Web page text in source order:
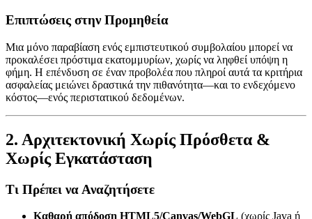
Επιπτώσεις στην Προμηθεία
Μια μόνο παραβίαση ενός εμπιστευτικού συμβολαίου μπορεί να
προκαλέσει πρόστιμα εκατομμυρίων, χωρίς να ληφθεί υπόψη η
φήμη. Η επένδυση σε έναν προβολέα που πληροί αυτά τα κριτήρια
ασφαλείας μειώνει δραστικά την πιθανότητα—και το ενδεχόμενο
κόστος—ενός περιστατικού δεδομένων.
2. Αρχιτεκτονική Χωρίς Πρόσθετα &
Χωρίς Εγκατάσταση
Τι Πρέπει να Αναζητήσετε
Καθαρή απόδοση HTML5/Canvas/WebGL (χωρίς Java ή